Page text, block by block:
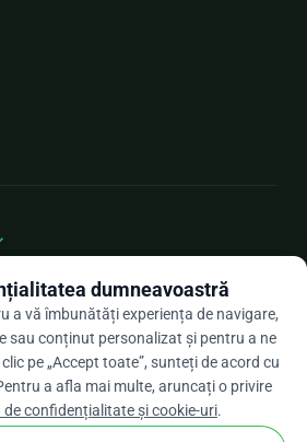
a peste 500 de recenzii
dumneavoastră
a vă îmbunătăți experiența de navigare,
sau conținut personalizat și pentru a ne
pe „Accept toate”, sunteți de acord cu
a afla mai multe, aruncați o privire
de confidențialitate și cookie-uri.